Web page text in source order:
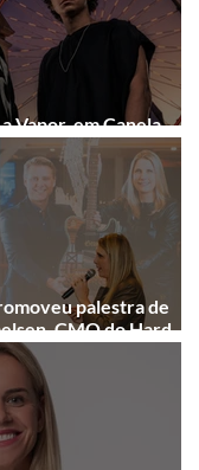
Vapor, em Canela,
eletrônico em agosto
palestra de
CMO do Hard